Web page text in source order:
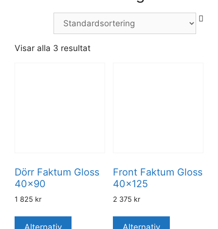
Visar alla 3 resultat
Dörr Faktum Gloss
40×90
1 825 kr
Front Faktum Gloss
40×125
2 375 kr